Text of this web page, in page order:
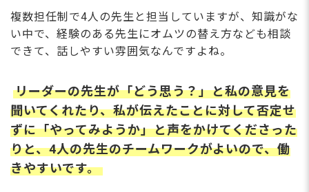
複数担任制で4人の先生と担当していますが、知識がな
い中で、経験のある先生にオムツの替え方なども相談
できて、話しやすい雰囲気なんですよね。
リーダーの先生が「どう思う？」と私の意見を
聞いてくれたり、私が伝えたことに対して否定せ
ずに「やってみようか」と声をかけてくださった
りと、4人の先生のチームワークがよいので、働
きやすいです。